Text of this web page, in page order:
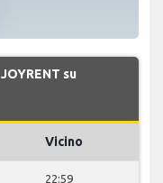
su
Vicino
22:59